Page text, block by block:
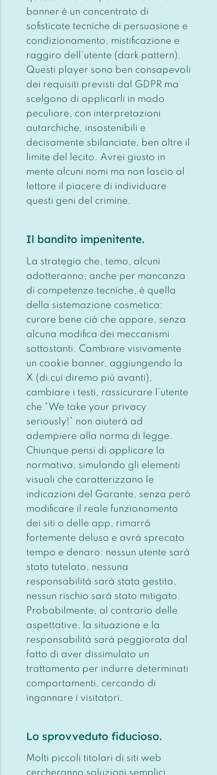
banner è un concentrato di
sofisticate tecniche di persuasione e
condizionamento, mistificazione e
raggiro dell’utente (dark pattern).
Questi player sono ben consapevoli
dei requisiti previsti dal GDPR ma
scelgono di applicarli in modo
peculiare, con interpretazioni
autarchiche, insostenibili e
decisamente sbilanciate, ben oltre il
limite del lecito. Avrei giusto in
mente alcuni nomi ma non lascio al
lettore il piacere di individuare
questi geni del crimine.
Il bandito impenitente.
La strategia che, temo, alcuni
adotteranno, anche per mancanza
di competenze tecniche, è quella
della sistemazione cosmetica:
curare bene ciò che appare, senza
alcuna modifica dei meccanismi
sottostanti. Cambiare visivamente
un cookie banner, aggiungendo la
X (di cui diremo più avanti),
cambiare i testi, rassicurare l’utente
che “We take your privacy
seriously!” non aiuterà ad
adempiere alla norma di legge.
Chiunque pensi di applicare la
normativa, simulando gli elementi
visuali che caratterizzano le
indicazioni del Garante, senza però
modificare il reale funzionamento
dei siti o delle app, rimarrà
fortemente deluso e avrà sprecato
tempo e denaro: nessun utente sarà
stato tutelato, nessuna
responsabilità sarà stata gestita,
nessun rischio sarà stato mitigato.
Probabilmente, al contrario delle
aspettative, la situazione e la
responsabilità sarà peggiorata dal
fatto di aver dissimulato un
trattamento per indurre determinati
comportamenti, cercando di
ingannare i visitatori.
Lo sprovveduto fiducioso.
Molti piccoli titolari di siti web